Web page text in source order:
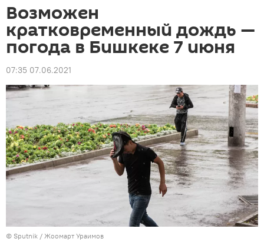
Возможен
кратковременный дождь —
погода в Бишкеке 7 июня
07:35 07.06.2021
© Sputnik / Жоомарт Ураимов